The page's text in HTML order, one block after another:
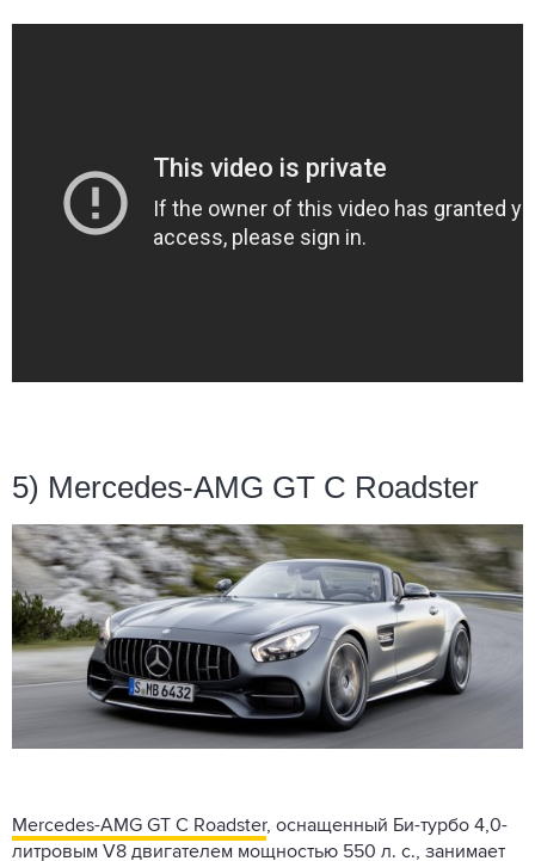
5) Mercedes-AMG GT C Roadster
Mercedes-AMG GT C Roadster, оснащенный Би-турбо 4,0-
литровым V8 двигателем мощностью 550 л. с., занимает